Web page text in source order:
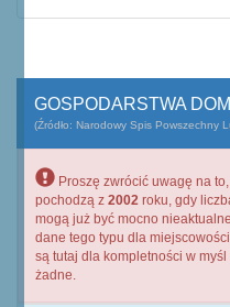
GOSPODARSTWA
(Źródło: Narodowy Spis Powszechny
Proszę zwrócić uwagę na
pochodzą z 2002 roku, gdy
mogą już być mocno
dane tego typu dla
są tutaj dla kompletności w
żadne.